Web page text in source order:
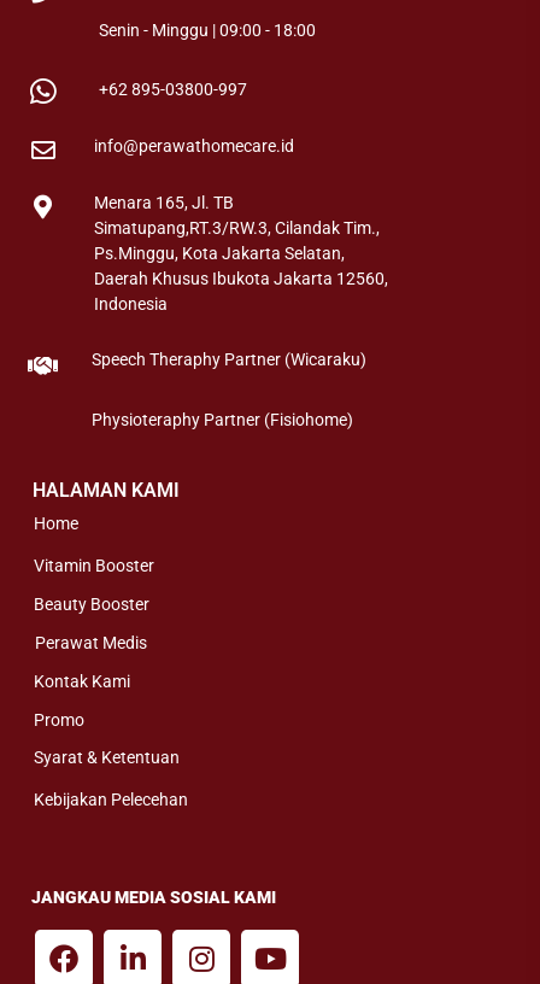
Senin - Minggu | 09:00 - 18:00
+62 895-03800-997
info@perawathomecare.id
Menara 165, Jl. TB
Simatupang,RT.3/RW.3, Cilandak Tim.,
Ps.Minggu, Kota Jakarta Selatan,
Daerah Khusus Ibukota Jakarta 12560,
Indonesia
Speech Theraphy Partner (Wicaraku)
Physioteraphy Partner (Fisiohome)
HALAMAN KAMI
Home
Vitamin Booster
Beauty Booster
Perawat Medis
Kontak Kami
Promo
Syarat & Ketentuan
Kebijakan Pelecehan
JANGKAU MEDIA SOSIAL KAMI